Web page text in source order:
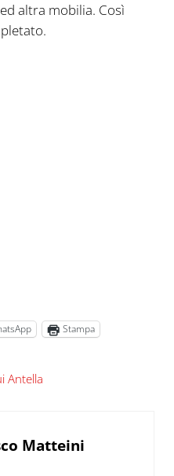
altra mobilia. Così
Stampa
Antella
Matteini